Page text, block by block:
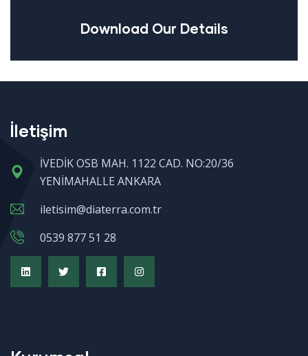
Download Our Details
İletişim
İVEDİK OSB MAH. 1122 CAD. NO:20/36
YENİMAHALLE ANKARA
iletisim@diaterra.com.tr
0539 877 51 28